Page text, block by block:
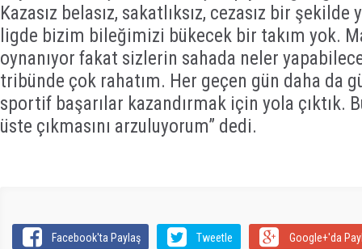
Kazasız belasız, sakatlıksız, cezasız bir
ligde bizim bileğimizi bükecek bir takım yok.
oynanıyor fakat sizlerin sahada neler
tribünde çok rahatım. Her geçen gün daha da
sportif başarılar kazandırmak için yola çıktık.
üste çıkmasını arzuluyorum” dedi.
Facebook'ta Paylaş Tweetle Google+'da